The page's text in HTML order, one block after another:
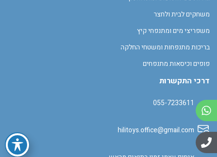
משחקים לבית ולחצר
משפריצי מים ומתנפחי קיץ
בריכות מתנפחות ומשטחי החלקה
פופים וכיסאות מתנפחים
דרכי התקשרות
055-7233611
hilitoys.office@gmail.com